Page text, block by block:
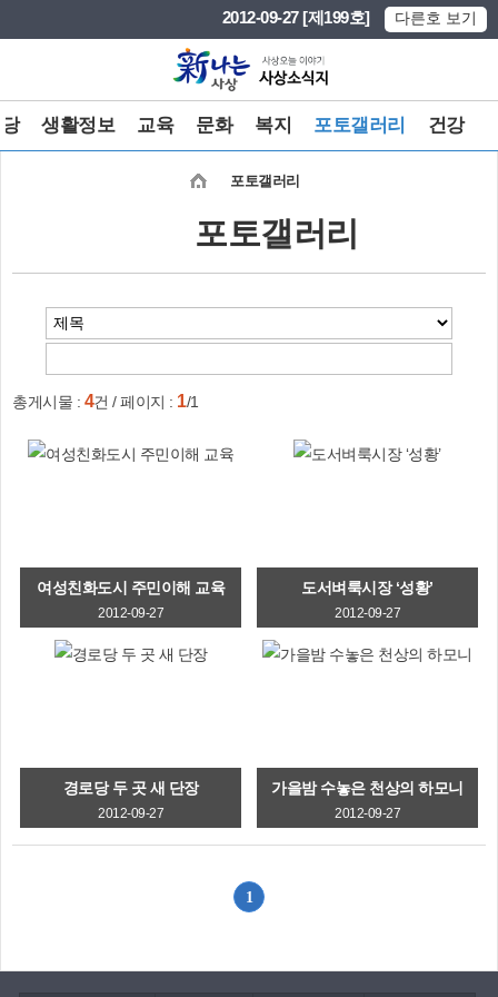
2012-09-27 [제199호] 다른호 보기
생활정보 교육 문화 복지 포토갤러리 건강
포토갤러리
포토갤러리
총게시물 : 4건 / 페이지 : 1/1
여성친화도시 주민이해 교육
2012-09-27
도서벼룩시장 ‘성황’
2012-09-27
경로당 두 곳 새 단장
2012-09-27
가을밤 수놓은 천상의 하모니
2012-09-27
1